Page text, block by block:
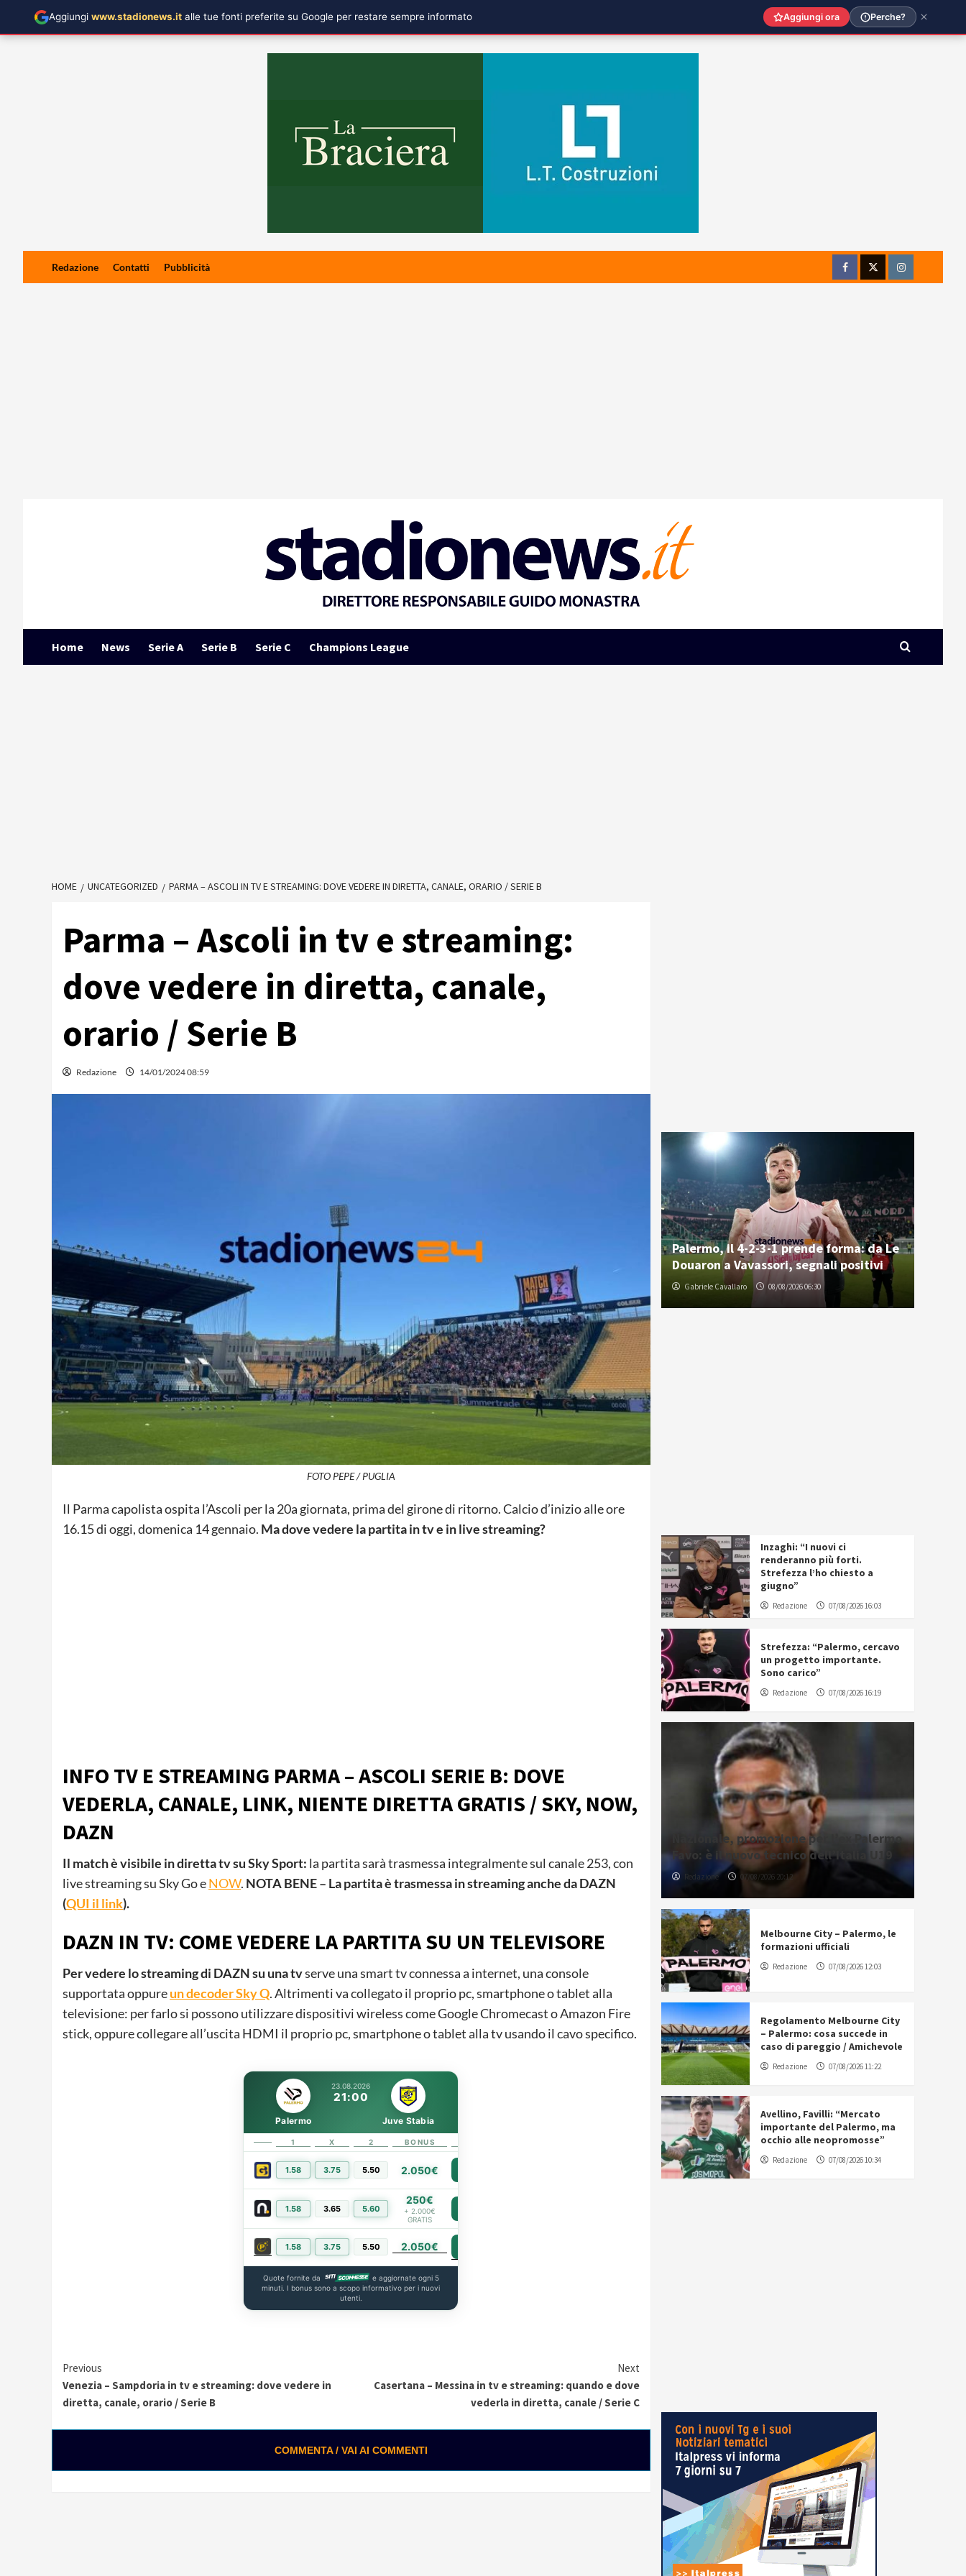
Redazione Contatti Pubblicità
FacebookTwitterInstagram
Home News Serie A Serie B Serie C Champions League
HOME UNCATEGORIZED PARMA – ASCOLI IN TV E STREAMING: DOVE VEDERE IN DIRETTA, CANALE, ORARIO / SERIE B
Parma – Ascoli in tv e streaming:
dove vedere in diretta, canale,
orario / Serie B
Redazione 14/01/2024 08:59
FOTO PEPE / PUGLIA
Il Parma capolista ospita l’Ascoli per la 20a giornata, prima del girone di ritorno. Calcio d’inizio alle ore
16.15 di oggi, domenica 14 gennaio. Ma dove vedere la partita in tv e in live streaming?
INFO TV E STREAMING PARMA – ASCOLI SERIE B: DOVE
VEDERLA, CANALE, LINK, NIENTE DIRETTA GRATIS / SKY, NOW,
DAZN
Il match è visibile in diretta tv su Sky Sport: la partita sarà trasmessa integralmente sul canale 253, con
live streaming su Sky Go eNOW. NOTA BENE – La partita è trasmessa in streaming anche da DAZN
(QUI il link).
DAZN IN TV: COME VEDERE LA PARTITA SU UN TELEVISORE
Per vedere lo streaming di DAZN su una tvserve una smart tv connessa a internet, una console
supportata oppureun decoder Sky Q. Altrimenti va collegato il proprio pc, smartphone o tablet alla
televisione: per farlo si possono utilizzare dispositivi wireless come Google Chromecast o Amazon Fire
stick, oppure collegare all’uscita HDMI il proprio pc, smartphone o tablet alla tv usando il cavo specifico.
23.08.2026
21:00
Palermo Juve Stabia
1 X 2 BONUS
1.58 3.75 5.50 2.050€
1.58 3.65 5.60
250€
+ 2.000€
GRATIS
1.58 3.75 5.50 2.050€
Quote fornite da
e aggiornate ogni 5
minuti. I bonus sono a scopo informativo per i nuovi
utenti.
Continue
Reading
Previous
Venezia – Sampdoria in tv e streaming: dove vedere in
diretta, canale, orario / Serie B
Next
Casertana – Messina in tv e streaming: quando e dove
vederla in diretta, canale / Serie C
COMMENTA / VAI AI COMMENTI
Palermo, il 4-2-3-1 prende forma: da Le
Douaron a Vavassori, segnali positivi
Gabriele Cavallaro 08/08/2026 06:30
Inzaghi: “I nuovi ci
renderanno più forti.
Strefezza l’ho chiesto a
giugno”
Redazione 07/08/2026 16:03
Strefezza: “Palermo, cercavo
un progetto importante.
Sono carico”
Redazione 07/08/2026 16:19
Nazionale, promozione per l’ex Palermo
Favo: è il nuovo tecnico dell’Italia U19
Redazione 07/08/2026 20:12
Melbourne City – Palermo, le
formazioni ufficiali
Redazione 07/08/2026 12:03
Regolamento Melbourne City
– Palermo: cosa succede in
caso di pareggio / Amichevole
Redazione 07/08/2026 11:22
Avellino, Favilli: “Mercato
importante del Palermo, ma
occhio alle neopromosse”
Redazione 07/08/2026 10:34
Aggiungi www.stadionews.it alle tue fonti preferite su Google per restare sempre informato Aggiungi ora Perche?